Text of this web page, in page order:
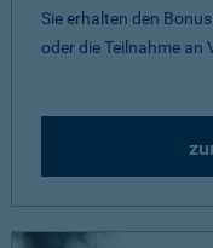
Sie erhalten den
oder die Teilnahme